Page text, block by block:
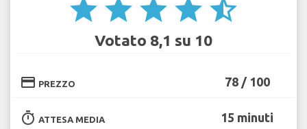
star star star star star_half
Votato 8,1 su 10
credit_card PREZZO 78 / 100
timer ATTESA MEDIA 15 minuti